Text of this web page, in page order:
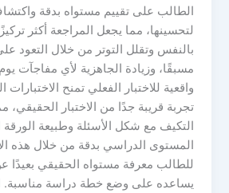
الطالب على تقييم مستواه بدقة
لتحسينها، مما يجعل المراجعة أكثر
بالنفس وتقلل التوتر من خلال التعود على
مسبقًا، وزيادة الجاهزية لأي مفاجآت
واقعية للاختبار الفعلي تمنح الاختبارات
تجربة قريبة جدًا من الاختبار
التكيف مع شكل الأسئلة وطبيعة الورقة
المستوى الدراسي بدقة من خلال هذه
للطالب معرفة مستواه الحقيقي بعيدًا
يساعده على وضع خطة دراسة مناسبة.